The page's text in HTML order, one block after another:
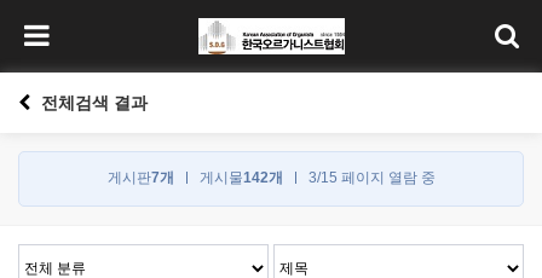
전체검색 결과
게시판7개 게시물142개 3/15 페이지 열람 중